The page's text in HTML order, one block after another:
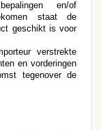
en/of
staat de
geschikt is voor
verstrekte
en vorderingen
tegenover de